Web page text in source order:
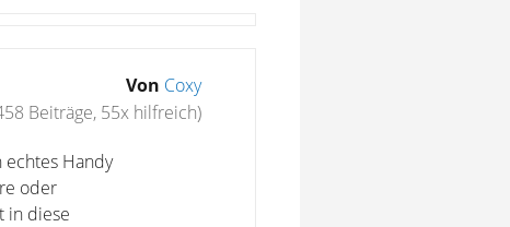
Von Coxy
Beiträge, 55x hilfreich)
echtes Handy
oder
in diese